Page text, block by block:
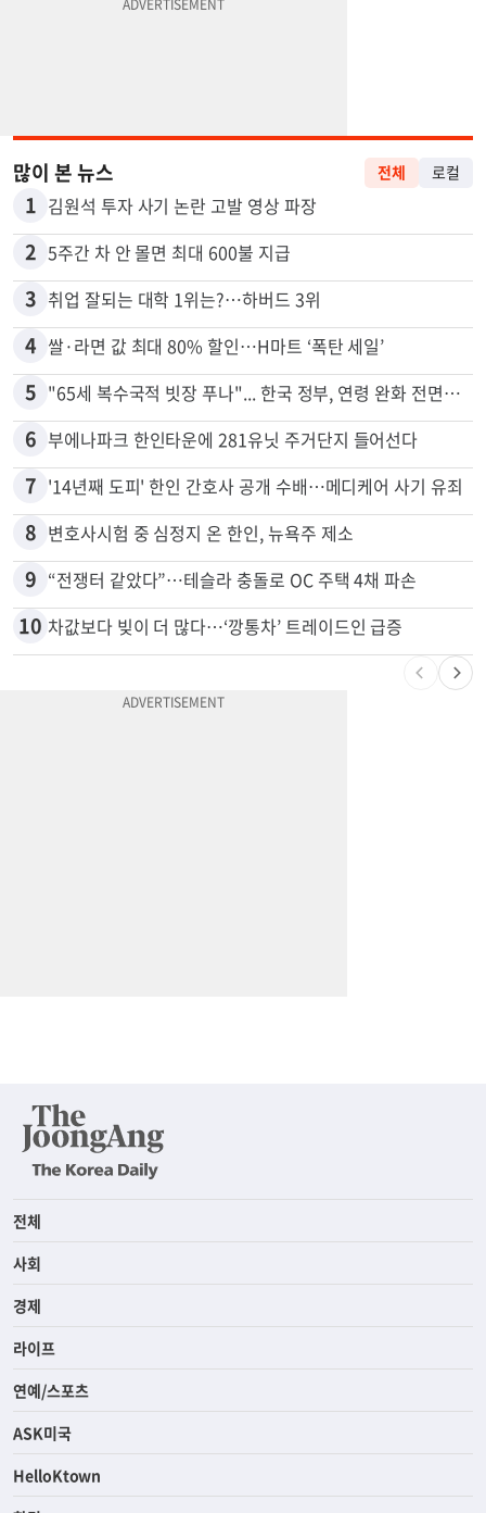
많이 본 뉴스
1 김원석 투자 사기 논란 고발 영상 파장
2 5주간 차 안 몰면 최대 600불 지급
3 취업 잘되는 대학 1위는?…하버드 3위
4 쌀·라면 값 최대 80% 할인…H마트 ‘폭탄 세일’
5
6 부에나파크 한인타운에 281유닛 주거단지 들어선다
7 '14년째 도피' 한인 간호사 공개 수배…메디케어 사기 유죄
8 변호사시험 중 심정지 온 한인, 뉴욕주 제소
9 “전쟁터 같았다”…테슬라 충돌로 OC 주택 4채 파손
전체
사회
경제
라이프
연예/스포츠
ASK미국